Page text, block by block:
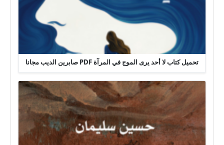
تحميل كتاب لا أحد يرى الموج في المرآة PDF صابرين الديب مجانا